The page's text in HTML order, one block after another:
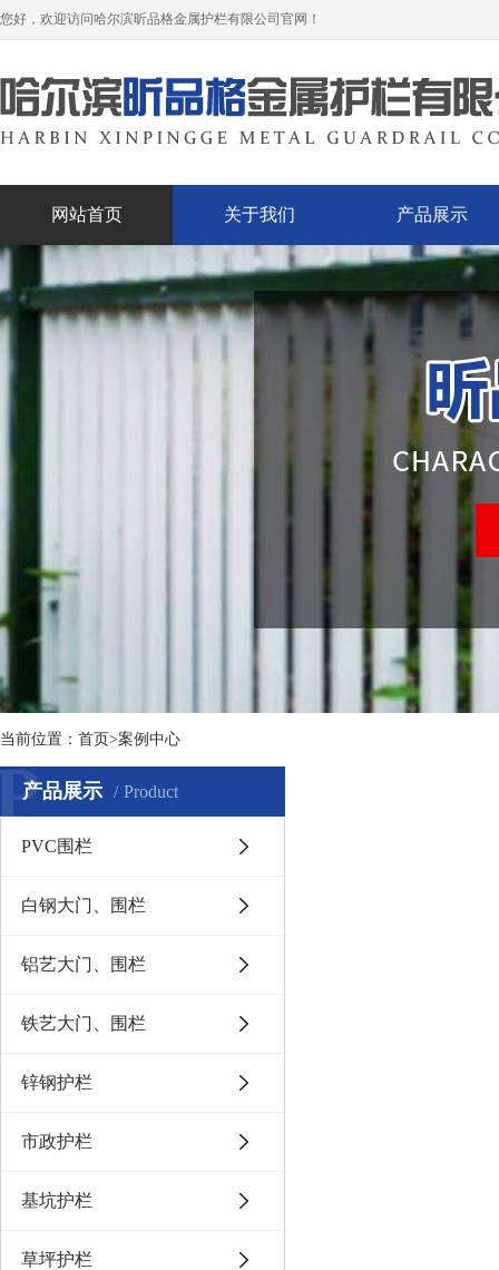
您好，欢迎访问哈尔滨昕品格金属护栏有限公司官网！
网站首页 关于我们 产品展示
当前位置： 首页>案例中心
产品展示 Product
PVC围栏
白钢大门、围栏
铝艺大门、围栏
铁艺大门、围栏
锌钢护栏
市政护栏
基坑护栏
草坪护栏